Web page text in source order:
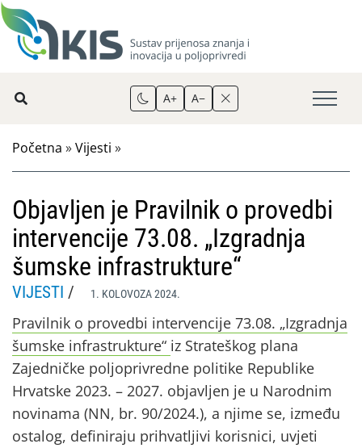
A+ A−
Početna »Vijesti »
Objavljen je Pravilnik o provedbi
intervencije 73.08. „Izgradnja
šumske infrastrukture“
VIJESTI / 1. KOLOVOZA 2024.
Pravilnik o provedbi intervencije 73.08. „Izgradnja
šumske infrastrukture“ iz Strateškog plana
Zajedničke poljoprivredne politike Republike
Hrvatske 2023. – 2027. objavljen je u Narodnim
novinama (NN, br. 90/2024.), a njime se, između
ostalog, definiraju prihvatljivi korisnici, uvjeti